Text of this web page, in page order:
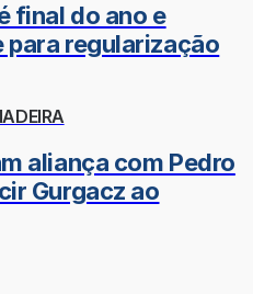
final do ano e
regularização
aliança com Pedro
Gurgacz ao